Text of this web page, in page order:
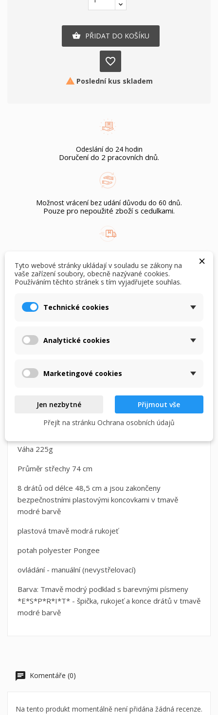
 PŘIDAT DO KOŠÍKU
favorite_border
 Poslední kus skladem
Odeslání do 24 hodin
Doručení do 2 pracovních dnů.
Možnost vrácení bez udání důvodu do 60 dnů.
Pouze pro nepoužité zboží s cedulkami.
při objednání nad Kč 1.500,-
POPIS DETAILY PRODUKTU
Dlouhý (neskládací) deštník značky Esprit pro chlapce v
předškolním věku.
Je mechanický pro bezpečnost, snadné manuální
ovládání. Dráty zakončeny plastovými bambulkami, aby
Rozměry:
Délka složeného 58 cm
Váha 225g
Průměr střechy 74 cm
8 drátů od délce 48,5 cm a jsou zakončeny
bezpečnostními plastovými koncovkami v tmavě
modré barvě
plastová tmavě modrá rukojeť
potah polyester Pongee
ovládání - manuální (nevystřelovací)
Barva: Tmavě modrý podklad s barevnými písmeny
*E*S*P*R*I*T* - špička, rukojeť a konce drátů v tmavě
modré barvě
Komentáře (0)
Na tento produkt momentálně není přidána žádná recenze.
add_circle_outline Vytvořit nový seznam
Zrušit Vytvořit seznam přání
×
Tyto webové stránky ukládají v souladu se zákony na
vaše zařízení soubory, obecně nazývané cookies.
Používáním těchto stránek s tím vyjadřujete souhlas.
Technické cookies
Analytické cookies
Marketingové cookies
Jen nezbytné
Přijmout vše
Přejít na stránku Ochrana osobních údajů